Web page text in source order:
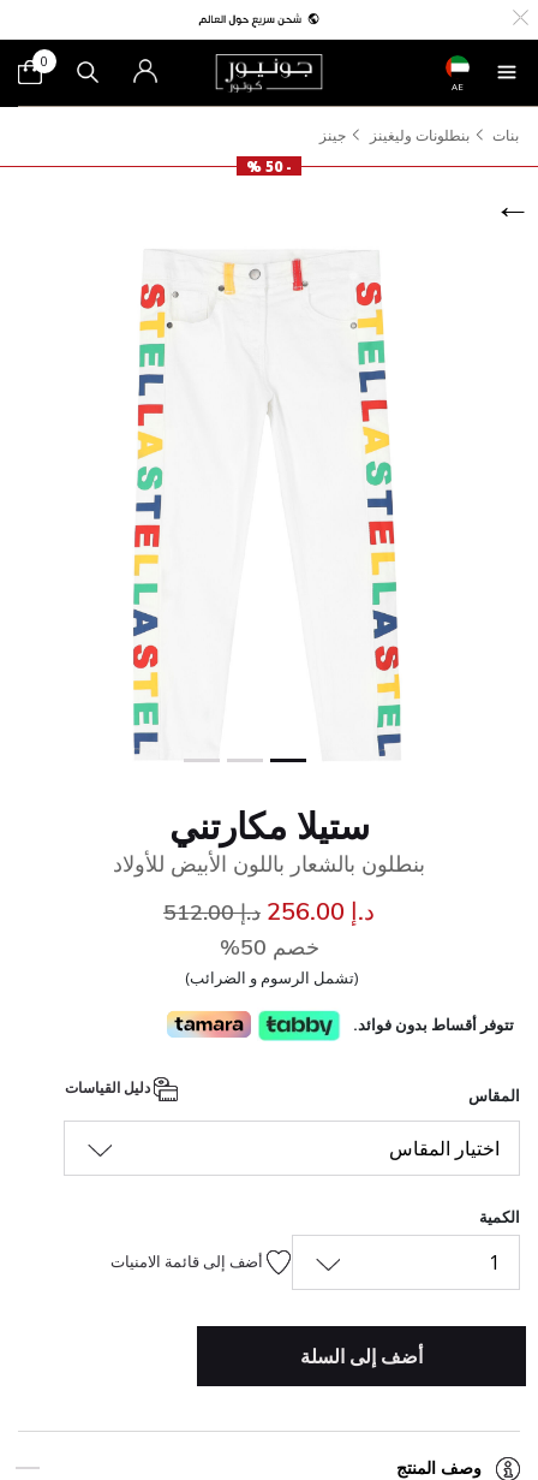
AE
0
بنات بنطلونات وليغينز
جينز
- 50 %
ستيلا مكارتني
بنطلون بالشعار باللون الأبيض للأولاد
د.إ 256.00 سعر مخفض مند.إ 512.00
خصم 50%
(تشمل الرسوم و الضرائب)
تتوفر أقساط بدون فوائد.
المقاس
اختيار المقاس
الكمية
1 أضف إلى قائمة الامنيات
أضف إلى السلة
وصف المنتج